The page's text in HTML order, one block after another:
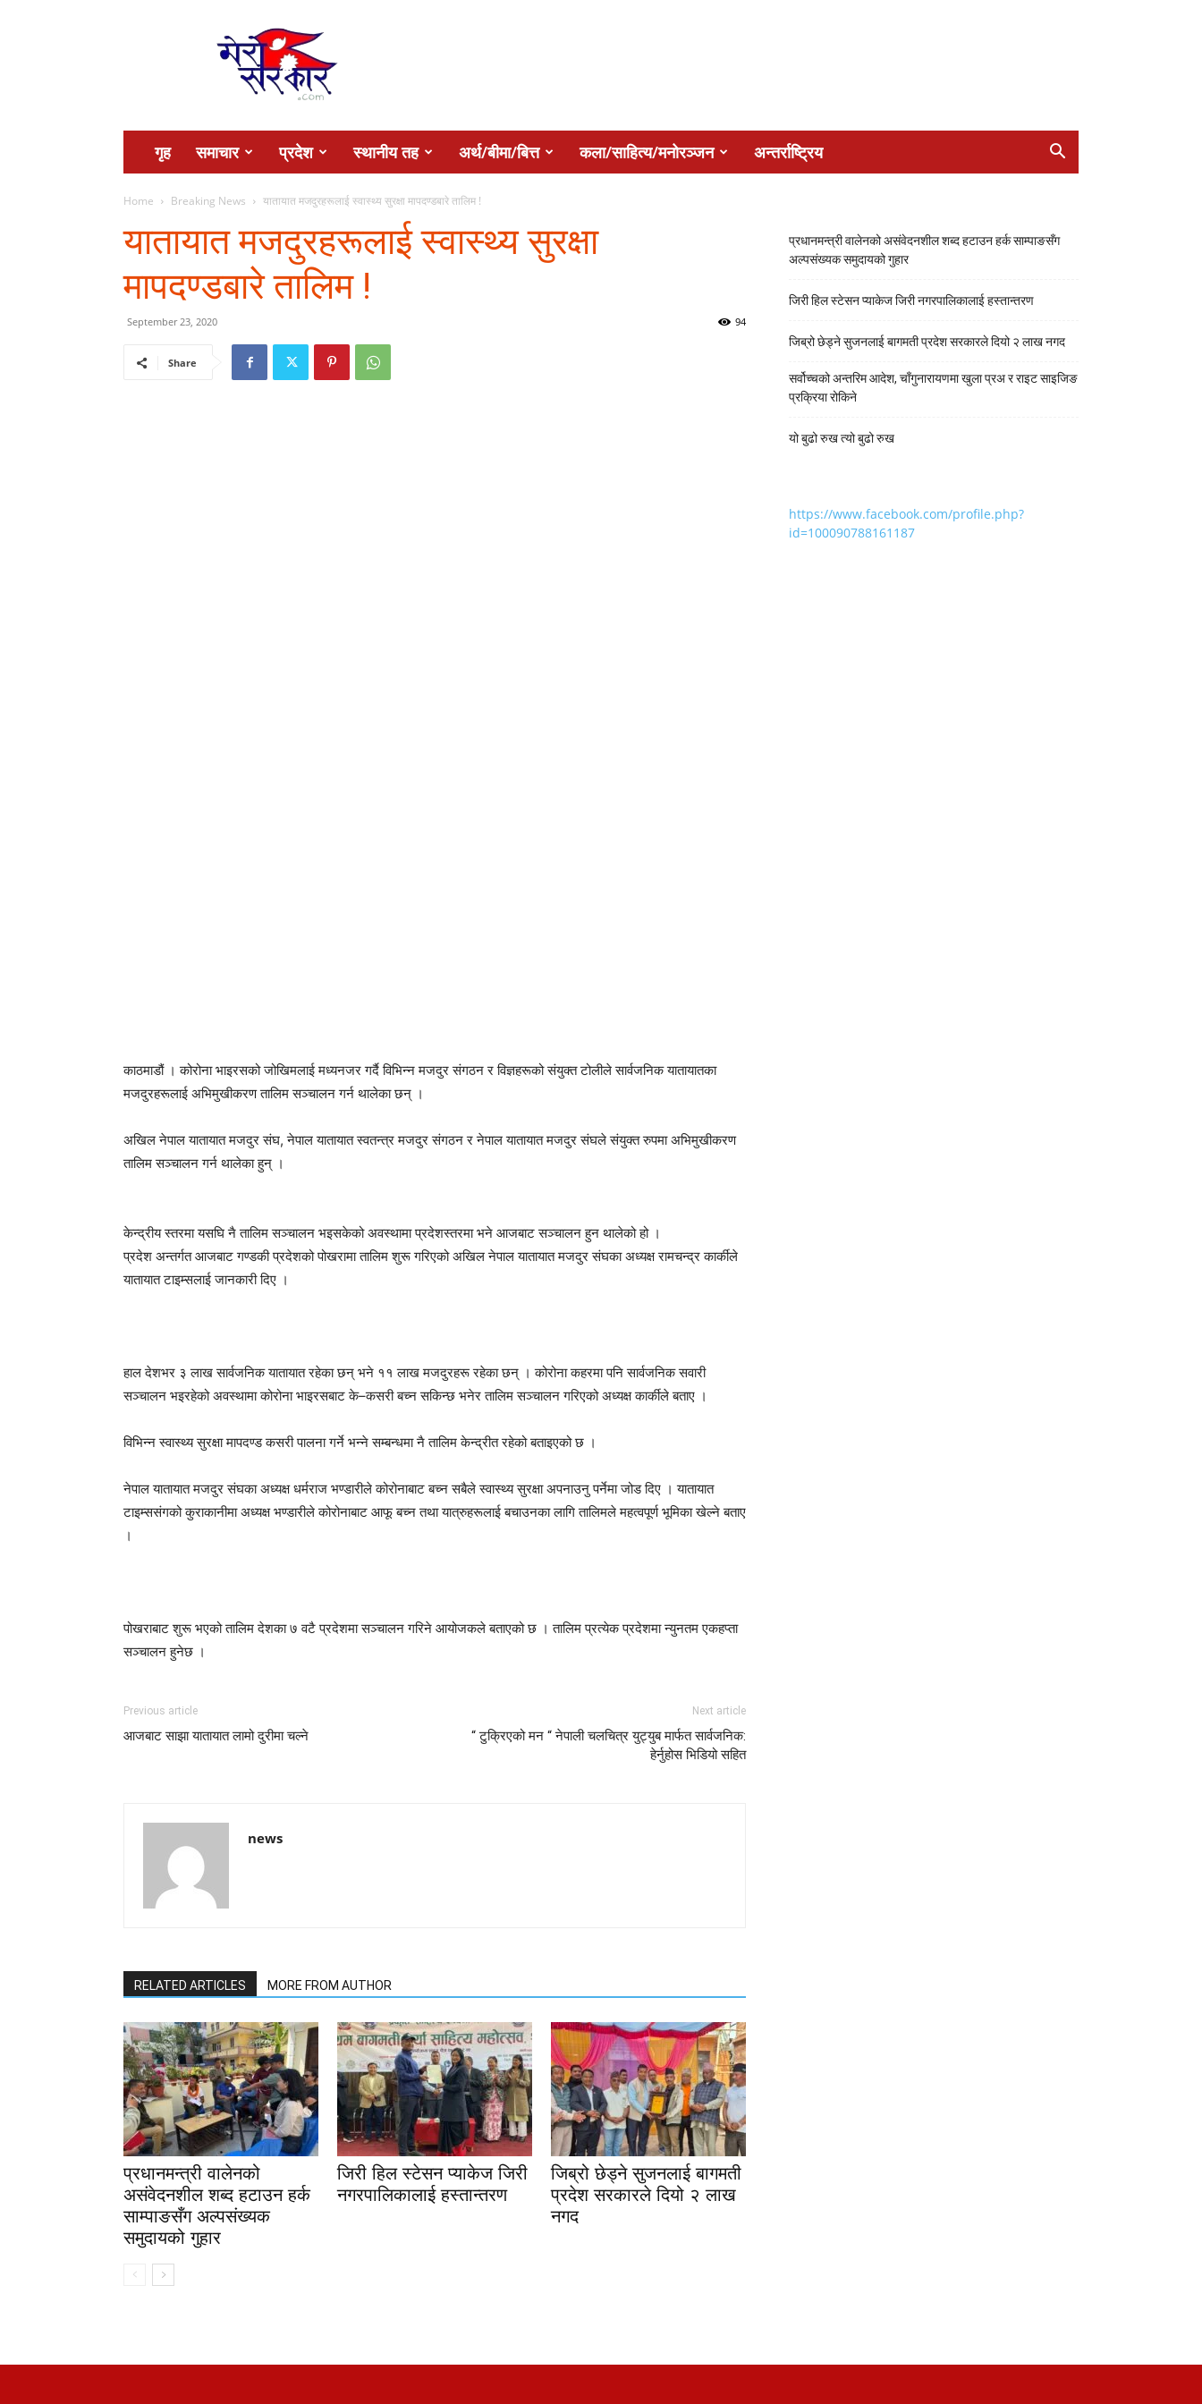
गृह समाचार प्रदेश स्थानीय तह अर्थ/बीमा/बित्त कला/साहित्य/मनोरञ्जन अन्तर्राष्ट्रिय
Home Breaking News यातायात मजदुरहरूलाई स्वास्थ्य सुरक्षा मापदण्डबारे तालिम !
यातायात मजदुरहरूलाई स्वास्थ्य सुरक्षा
मापदण्डबारे तालिम !
September 23, 2020 94
Share
काठमाडौं । कोरोना भाइरसको जोखिमलाई मध्यनजर गर्दै विभिन्न मजदुर संगठन र विज्ञहरूको संयुक्त टोलीले सार्वजनिक यातायातका
मजदुरहरूलाई अभिमुखीकरण तालिम सञ्चालन गर्न थालेका छन् ।
अखिल नेपाल यातायात मजदुर संघ, नेपाल यातायात स्वतन्त्र मजदुर संगठन र नेपाल यातायात मजदुर संघले संयुक्त रुपमा अभिमुखीकरण
तालिम सञ्चालन गर्न थालेका हुन् ।
केन्द्रीय स्तरमा यसघि नै तालिम सञ्चालन भइसकेको अवस्थामा प्रदेशस्तरमा भने आजबाट सञ्चालन हुन थालेको हो ।
प्रदेश अन्तर्गत आजबाट गण्डकी प्रदेशको पोखरामा तालिम शुरू गरिएको अखिल नेपाल यातायात मजदुर संघका अध्यक्ष रामचन्द्र कार्कीले
यातायात टाइम्सलाई जानकारी दिए ।
हाल देशभर ३ लाख सार्वजनिक यातायात रहेका छन् भने ११ लाख मजदुरहरू रहेका छन् । कोरोना कहरमा पनि सार्वजनिक सवारी
सञ्चालन भइरहेको अवस्थामा कोरोना भाइरसबाट के–कसरी बच्न सकिन्छ भनेर तालिम सञ्चालन गरिएको अध्यक्ष कार्कीले बताए ।
विभिन्न स्वास्थ्य सुरक्षा मापदण्ड कसरी पालना गर्ने भन्ने सम्बन्धमा नै तालिम केन्द्रीत रहेको बताइएको छ ।
नेपाल यातायात मजदुर संघका अध्यक्ष धर्मराज भण्डारीले कोरोनाबाट बच्न सबैले स्वास्थ्य सुरक्षा अपनाउनु पर्नेमा जोड दिए । यातायात
टाइम्ससंगको कुराकानीमा अध्यक्ष भण्डारीले कोरोनाबाट आफू बच्न तथा यात्रुहरूलाई बचाउनका लागि तालिमले महत्वपूर्ण भूमिका खेल्ने बताए
।
पोखराबाट शुरू भएको तालिम देशका ७ वटै प्रदेशमा सञ्चालन गरिने आयोजकले बताएको छ । तालिम प्रत्येक प्रदेशमा न्युनतम एकहप्ता
सञ्चालन हुनेछ ।
Previous article
आजबाट साझा यातायात लामो दुरीमा चल्ने
Next article
“ टुक्रिएको मन “ नेपाली चलचित्र युट्युब मार्फत सार्वजनिक:
हेर्नुहोस भिडियो सहित
news
RELATED ARTICLES MORE FROM AUTHOR
प्रधानमन्त्री वालेनको
असंवेदनशील शब्द हटाउन हर्क
साम्पाङसँग अल्पसंख्यक
समुदायको गुहार
जिरी हिल स्टेसन प्याकेज जिरी
नगरपालिकालाई हस्तान्तरण
जिब्रो छेड्ने सुजनलाई बागमती
प्रदेश सरकारले दियो २ लाख
नगद
प्रधानमन्त्री वालेनको असंवेदनशील शब्द हटाउन हर्क साम्पाङसँग
अल्पसंख्यक समुदायको गुहार
जिरी हिल स्टेसन प्याकेज जिरी नगरपालिकालाई हस्तान्तरण
जिब्रो छेड्ने सुजनलाई बागमती प्रदेश सरकारले दियो २ लाख नगद
सर्वोच्चको अन्तरिम आदेश, चाँगुनारायणमा खुला प्रअ र राइट साइजिङ
प्रक्रिया रोकिने
यो बुढो रुख त्यो बुढो रुख
https://www.facebook.com/profile.php?
id=100090788161187